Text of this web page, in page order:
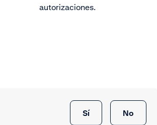
autorizaciones.
Sí No